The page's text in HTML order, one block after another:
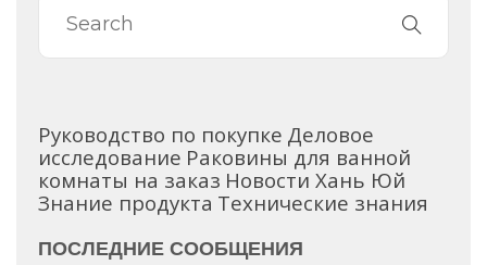
Руководство по покупке Деловое
исследование Раковины для ванной
комнаты на заказ Новости Хань Юй
Знание продукта Технические знания
ПОСЛЕДНИЕ СООБЩЕНИЯ